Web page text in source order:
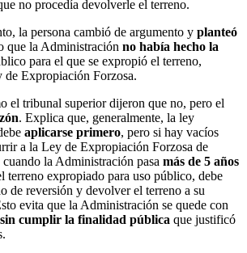
no procedía devolverle el terreno.
la persona cambió de argumento y planteó
que la Administración no había hecho la
para el que se expropió el terreno,
de Expropiación Forzosa.
el tribunal superior dijeron que no, pero el
. Explica que, generalmente, la ley
aplicarse primero, pero si hay vacíos
a la Ley de Expropiación Forzosa de
la Administración pasa más de 5 años
terreno expropiado para uso público, debe
de reversión y devolver el terreno a su
evita que la Administración se quede con
sin cumplir la finalidad pública que justificó